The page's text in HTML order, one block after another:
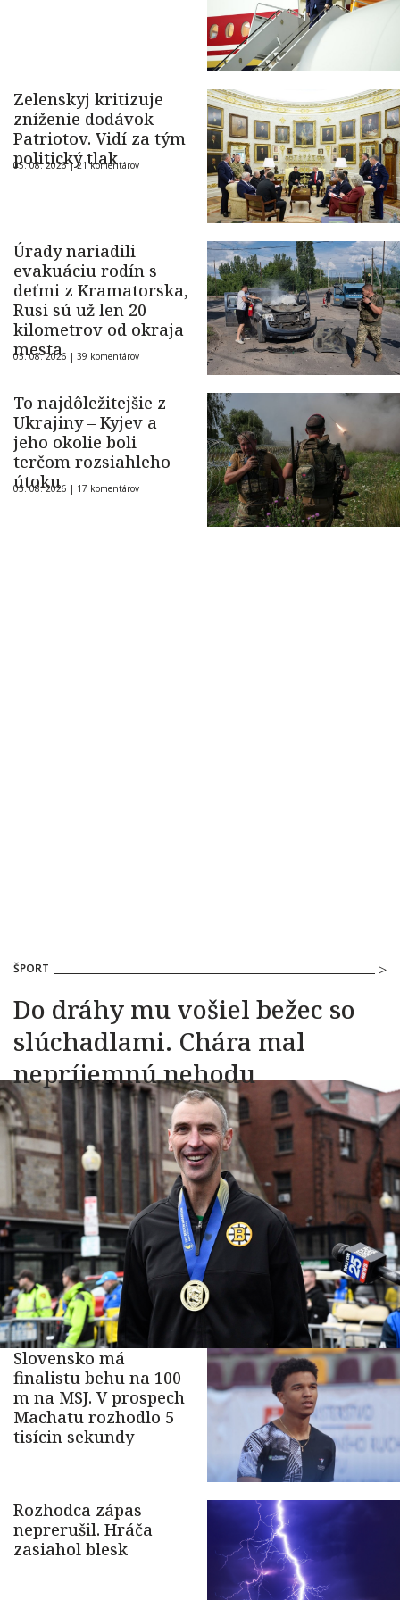
Zelenskyj kritizuje
zníženie dodávok
Patriotov. Vidí za tým
politický tlak
05. 08. 2026 |21 komentárov
Úrady nariadili
evakuáciu rodín s
deťmi z Kramatorska,
Rusi sú už len 20
kilometrov od okraja
mesta
05. 08. 2026 | 39 komentárov
To najdôležitejšie z
Ukrajiny – Kyjev a
jeho okolie boli
terčom rozsiahleho
útoku
05. 08. 2026 | 17 komentárov
ŠPORT